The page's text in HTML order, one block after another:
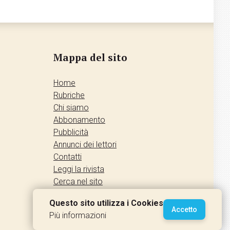
Mappa del sito
Home
Rubriche
Chi siamo
Abbonamento
Pubblicità
Annunci dei lettori
Contatti
Leggi la rivista
Cerca nel sito
Questo sito utilizza i Cookies
Più informazioni
Accetto